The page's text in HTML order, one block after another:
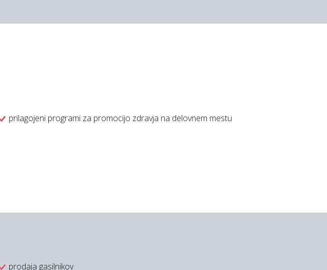
prilagojeni programi za promocijo zdravja na delovnem mestu
prodaja gasilnikov